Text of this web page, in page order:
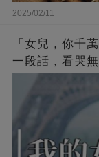
2025/02/11
「女兒，你千
一段話，看哭無